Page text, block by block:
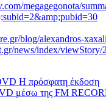
megagegonota/
blog/alexandros-
news/index/viewStory/
Η πρόσφατη έκδοση
μέσω της FM